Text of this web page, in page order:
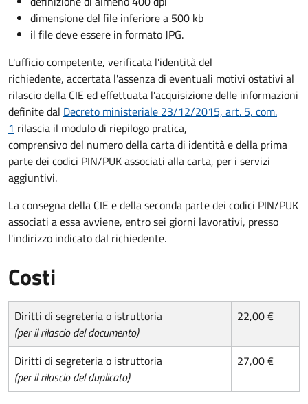
dimensione del file inferiore a 500 kb
il file deve essere in formato JPG.
L'ufficio competente, verificata l'identità del
richiedente, accertata l'assenza di eventuali motivi ostativi al
rilascio della CIE ed effettuata l'acquisizione delle informazioni
definite dal Decreto ministeriale 23/12/2015, art. 5, com.
1 rilascia il modulo di riepilogo pratica,
comprensivo del numero della carta di identità e della prima
parte dei codici PIN/PUK associati alla carta, per i servizi
aggiuntivi.
La consegna della CIE e della seconda parte dei codici PIN/PUK
associati a essa avviene, entro sei giorni lavorativi, presso
l'indirizzo indicato dal richiedente.
Costi
Diritti di segreteria o istruttoria
(per il rilascio del documento)
22,00 €
Diritti di segreteria o istruttoria
(per il rilascio del duplicato)
27,00 €